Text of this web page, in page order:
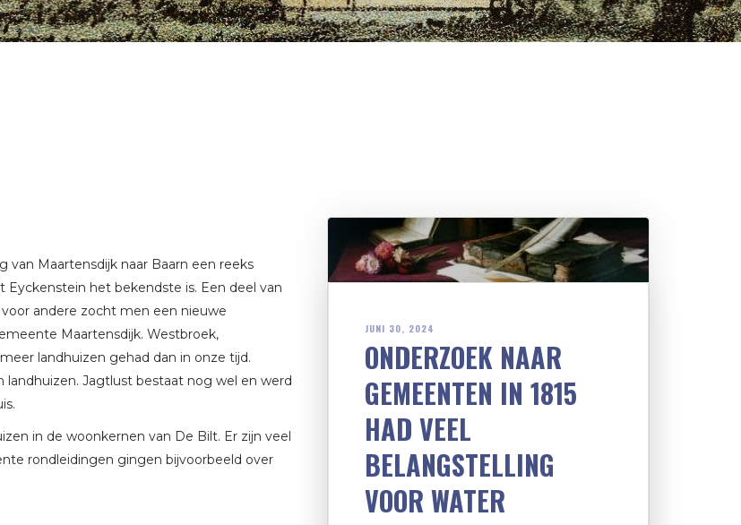
Maartensdijk naar Baarn een reeks
het bekendste is. Een deel van
andere zocht men een nieuwe
Maartensdijk. Westbroek,
landhuizen gehad dan in onze tijd.
Jagtlust bestaat nog wel en werd
in de woonkernen van De Bilt. Er zijn veel
rondleidingen gingen bijvoorbeeld over
JUNI 30, 2024
ONDERZOEK NAAR
GEMEENTEN IN 1815
HAD VEEL
BELANGSTELLING
VOOR WATER